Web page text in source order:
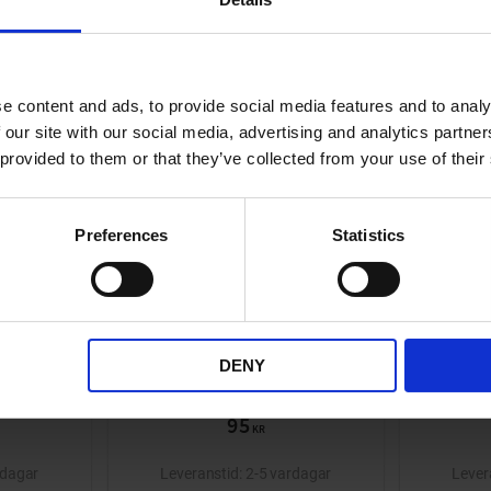
content and ads, to provide social media features and to
site with our social media, advertising and analytics
to them or that they’ve collected from your use of
Preferences Statistics
DENY
10
Kabelhölje Svart 2-4
kablar 5 meter
R-1113
95 KR
2-5 vardagar